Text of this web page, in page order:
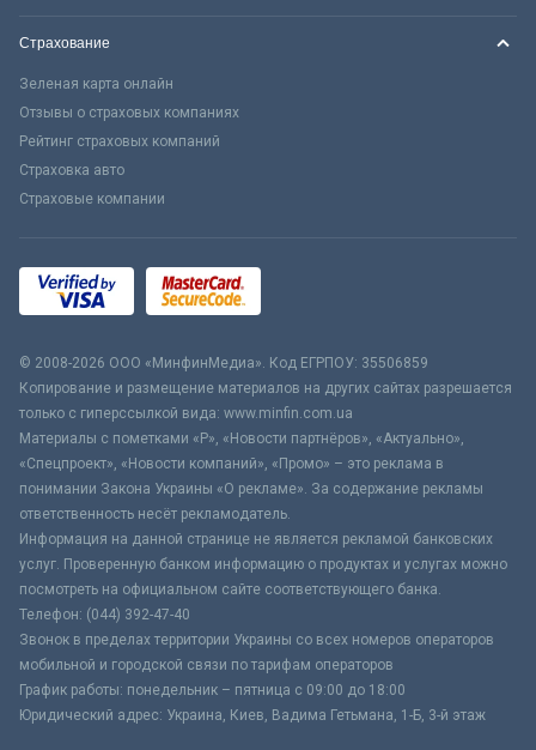
Страхование
Зеленая карта онлайн
Отзывы о страховых компаниях
Рейтинг страховых компаний
Страховка авто
Страховые компании
© 2008-2026 ООО «МинфинМедиа». Код ЕГРПОУ: 35506859
Копирование и размещение материалов на других сайтах разрешается
только с гиперссылкой вида: www.minfin.com.ua
Материалы с пометками «Р», «Новости партнёров», «Актуально»,
«Спецпроект», «Новости компаний», «Промо» – это реклама в
понимании Закона Украины «О рекламе». За содержание рекламы
ответственность несёт рекламодатель.
Информация на данной странице не является рекламой банковских
услуг. Проверенную банком информацию о продуктах и услугах можно
посмотреть на официальном сайте соответствующего банка.
Телефон: (044) 392-47-40
Звонок в пределах территории Украины со всех номеров операторов
мобильной и городской связи по тарифам операторов
График работы: понедельник – пятница с 09:00 до 18:00
Юридический адрес: Украина, Киев, Вадима Гетьмана, 1-Б, 3-й этаж